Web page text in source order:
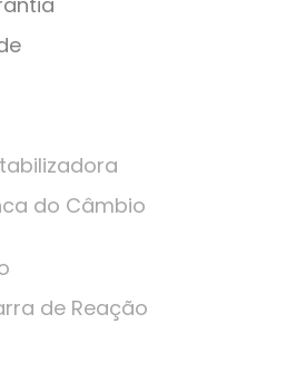
do Câmbio
de Reação